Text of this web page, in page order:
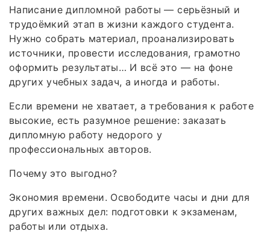
Написание дипломной работы — серьёзный и
трудоёмкий этап в жизни каждого студента.
Нужно собрать материал, проанализировать
источники, провести исследования, грамотно
оформить результаты… И всё это — на фоне
других учебных задач, а иногда и работы.
Если времени не хватает, а требования к работе
высокие, есть разумное решение: заказать
дипломную работу недорого у
профессиональных авторов.
Почему это выгодно?
Экономия времени. Освободите часы и дни для
других важных дел: подготовки к экзаменам,
работы или отдыха.